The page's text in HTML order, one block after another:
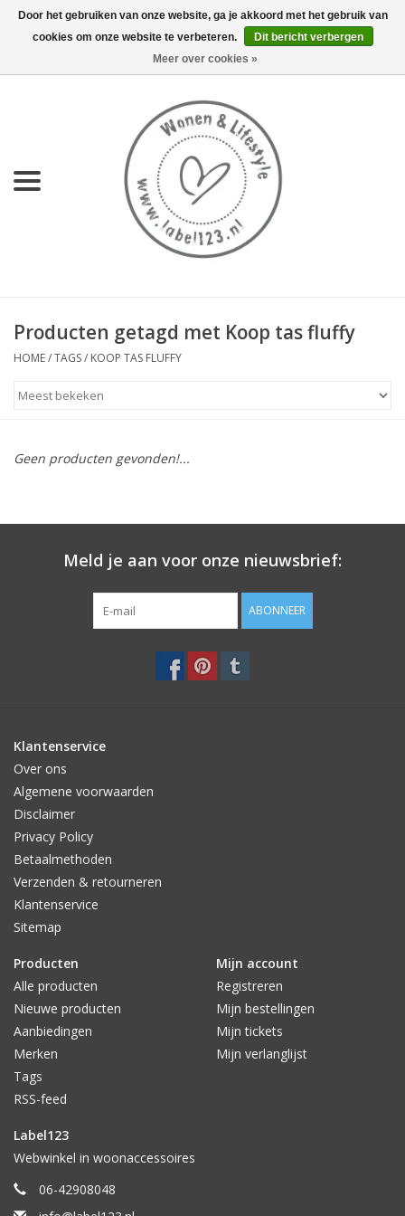
0 Artikelen - €0,00
KEUKEN
LIFESTYLE
MEUBELS
Producten getagd met Koop tas fluffy
HOME/TAGS/ KOOP TAS FLUFFY
Geen producten gevonden!...
Meld je aan voor onze nieuwsbrief:
ABONNEER
Klantenservice
Over ons
Algemene voorwaarden
Disclaimer
Privacy Policy
Betaalmethoden
Verzenden & retourneren
Klantenservice
Sitemap
Producten
Alle producten
Nieuwe producten
Aanbiedingen
Merken
Tags
RSS-feed
Mijn account
Registreren
Mijn bestellingen
Mijn tickets
Mijn verlanglijst
Label123
Webwinkel in woonaccessoires
06-42908048
Door het gebruiken van onze website, ga je akkoord met het gebruik van
cookies om onze website te verbeteren.
Dit bericht verbergen
Meer over cookies »